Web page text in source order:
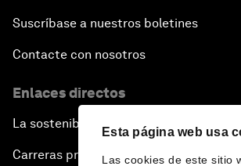
Esta página web usa
Las cookies de este sitio
Suscríbase a nuestros boletines
Contacte con nosotros
Enlaces directos
La sostenibilidad en el Foro
Carreras profesionales